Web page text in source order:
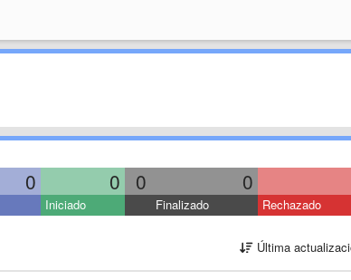
0 0 0 0
Iniciado Finalizado Rechazado
Última